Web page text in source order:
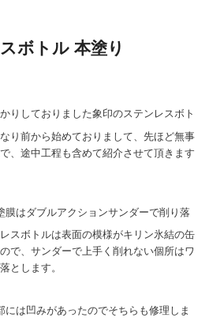
ボトル 本塗り
りしておりました象印のステンレスボト
り前から始めておりまして、先ほど無事
、途中工程も含めて紹介させて頂きます
膜はダブルアクションサンダーで削り落
スボトルは表面の模様がキリン氷結の缶
で、サンダーで上手く削れない個所はワ
とします。
には凹みがあったのでそちらも修理しま